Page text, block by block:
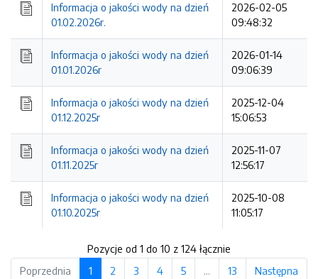
Informacja o jakości wody na dzień
01.02.2026r.
2026-02-05
09:48:32
Informacja o jakości wody na dzień
01.01.2026r
2026-01-14
09:06:39
Informacja o jakości wody na dzień
01.12.2025r
2025-12-04
15:06:53
Informacja o jakości wody na dzień
01.11.2025r
2025-11-07
12:56:17
Informacja o jakości wody na dzień
01.10.2025r
2025-10-08
11:05:17
Pozycje od 1 do 10 z 124 łącznie
Poprzednia
1 2 3 4 5 … 13 Następna